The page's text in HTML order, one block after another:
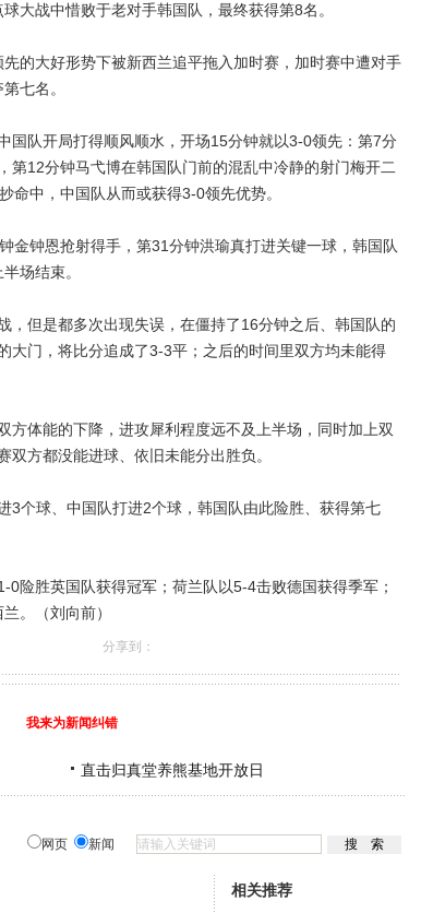
大战中惜败于老对手韩国队，最终获得第8名。
大好形势下被新西兰追平拖入加时赛，加时赛中遭对手
七名。
队开局打得顺风顺水，开场15分钟就以3-0领先：第7分
第12分钟马弋博在韩国队门前的混乱中冷静的射门梅开二
命中，中国队从而或获得3-0领先优势。
钟恩抢射得手，第31分钟洪瑜真打进关键一球，韩国队
场结束。
但是都多次出现失误，在僵持了16分钟之后、韩国队的
大门，将比分追成了3-3平；之后的时间里双方均未能得
体能的下降，进攻犀利程度远不及上半场，同时加上双
方都没能进球、依旧未能分出胜负。
球、中国队打进2个球，韩国队由此险胜、获得第七
胜英国队获得冠军；荷兰队以5-4击败德国获得季军；
。（刘向前）
分享到：
我来为新闻纠错
直击归真堂养熊基地开放日
网页 新闻
相关推荐